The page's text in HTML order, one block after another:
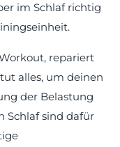
im Schlaf richtig
repariert
alles, um deinen
der Belastung
Schlaf sind dafür